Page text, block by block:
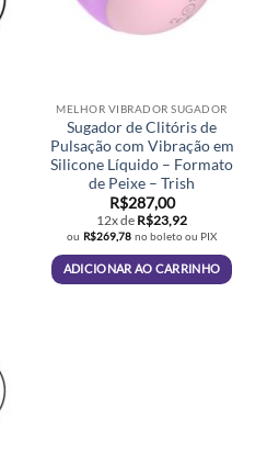
MELHOR VIBRADOR SUGADOR
Sugador de Clitóris de
Pulsação com Vibração em
Silicone Líquido – Formato
de Peixe – Trish
R$287,00
12x de R$23,92
ou R$269,78 no boleto ou PIX
ADICIONAR AO CARRINHO